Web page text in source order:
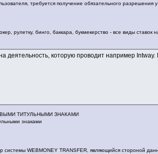
требуется получение обязательного разрешения
рулетку, бинго, баккара, букмекерство - все виды ставок
которую проводит например Intway.
ТИТУЛЬНЫМИ ЗНАКАМИ
знаками
WEBMONEY TRANSFER, являющийся стороной